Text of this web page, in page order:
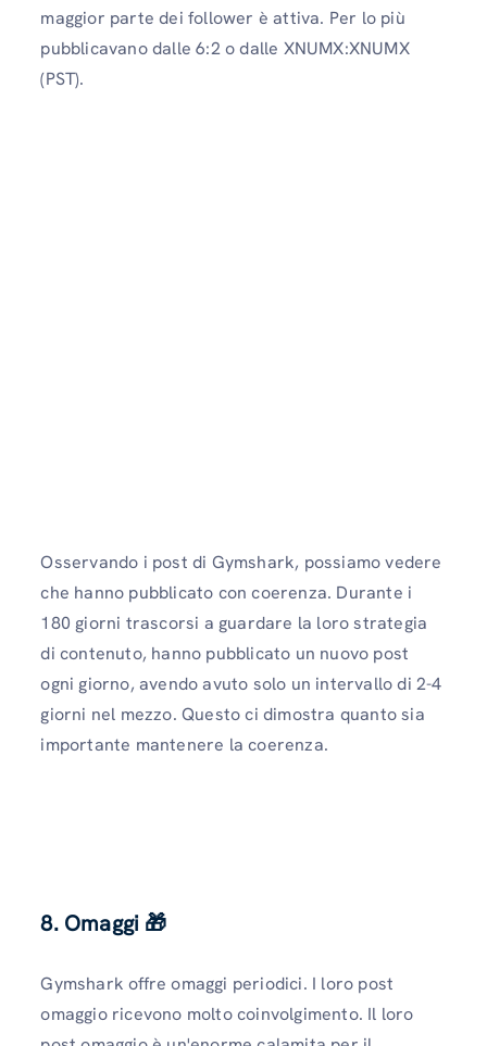
maggior parte dei follower è attiva. Per lo più
pubblicavano dalle 6:2 o dalle XNUMX:XNUMX
(PST).
Osservando i post di Gymshark, possiamo vedere
che hanno pubblicato con coerenza. Durante i
180 giorni trascorsi a guardare la loro strategia
di contenuto, hanno pubblicato un nuovo post
ogni giorno, avendo avuto solo un intervallo di 2-4
giorni nel mezzo. Questo ci dimostra quanto sia
importante mantenere la coerenza.
8. Omaggi 🎁
Gymshark offre omaggi periodici. I loro post
omaggio ricevono molto coinvolgimento. Il loro